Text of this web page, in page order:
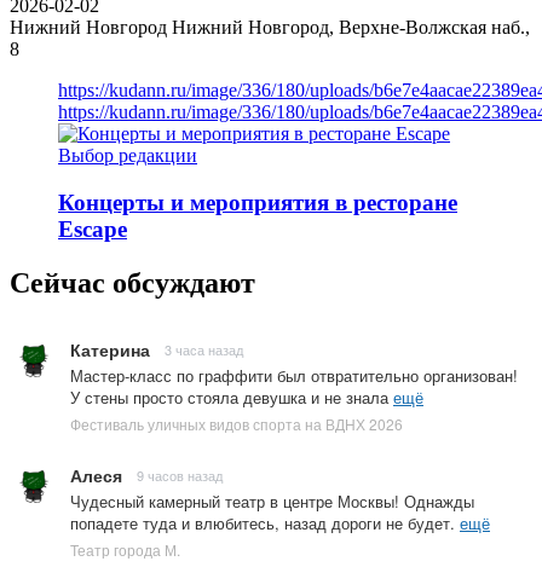
2026-02-02
Нижний Новгород Нижний Новгород, Верхне-Волжская наб.,
8
https://kudann.ru/image/336/180/uploads/
https://kudann.ru/image/336/180/uploads/
Выбор редакции
Концерты и мероприятия в ресторане
Escape
Сейчас обсуждают
Катерина 3 часа назад
Мастер-класс по граффити был отвратительно организован!
У стены просто стояла девушка и не зналаещё
Фестиваль уличных видов спорта на ВДНХ 2026
Алеся 9 часов назад
Чудесный камерный театр в центре Москвы! Однажды
попадете туда и влюбитесь, назад дороги не будет. ещё
Театр города М.